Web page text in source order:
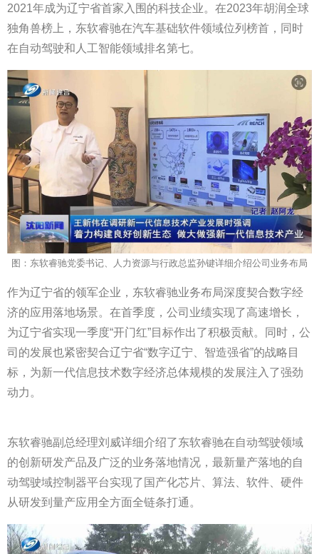
2021年成为辽宁省首家入围的科技企业。在2023年胡润全球
独角兽榜上，东软睿驰在汽车基础软件领域位列榜首，同时
在自动驾驶和人工智能领域排名第七。
图：东软睿驰党委书记、人力资源与行政总监孙键详细介绍公司业务布局
作为辽宁省的领军企业，东软睿驰业务布局深度契合数字经
济的应用落地场景。在首季度，公司业绩实现了高速增长，
为辽宁省实现一季度“开门红”目标作出了积极贡献。同时，公
司的发展也紧密契合辽宁省“数字辽宁、智造强省”的战略目
标，为新一代信息技术数字经济总体规模的发展注入了强劲
动力。
东软睿驰副总经理刘威详细介绍了东软睿驰在自动驾驶领域
的创新研发产品及广泛的业务落地情况，最新量产落地的自
动驾驶域控制器平台实现了国产化芯片、算法、软件、硬件
从研发到量产应用全方面全链条打通。